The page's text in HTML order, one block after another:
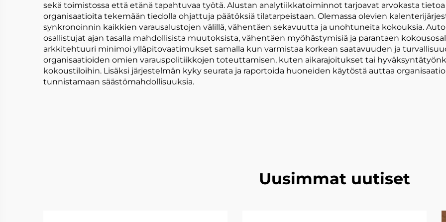
sekä toimistossa että etänä tapahtuvaa työtä. Alustan analytiikkatoiminnot tarjoavat arvokasta
organisaatioita tekemään tiedolla ohjattuja päätöksiä tilatarpeistaan. Olemassa olevien
synkronoinnin kaikkien varausalustojen välillä, vähentäen sekavuutta ja unohtuneita kokouksia.
osallistujat ajan tasalla mahdollisista muutoksista, vähentäen myöhästymisiä ja parantaen
arkkitehtuuri minimoi ylläpitovaatimukset samalla kun varmistaa korkean saatavuuden ja
organisaatioiden omien varauspolitiikkojen toteuttamisen, kuten aikarajoitukset tai
kokoustiloihin. Lisäksi järjestelmän kyky seurata ja raportoida huoneiden käytöstä auttaa
tunnistamaan säästömahdollisuuksia.
Uusimmat uutiset